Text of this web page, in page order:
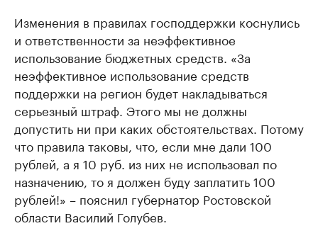
Изменения в правилах господдержки коснулись
и ответственности за неэффективное
использование бюджетных средств. «За
неэффективное использование средств
поддержки на регион будет накладываться
серьезный штраф. Этого мы не должны
допустить ни при каких обстоятельствах. Потому
что правила таковы, что, если мне дали 100
рублей, а я 10 руб. из них не использовал по
назначению, то я должен буду заплатить 100
рублей!» – пояснил губернатор Ростовской
области Василий Голубев.